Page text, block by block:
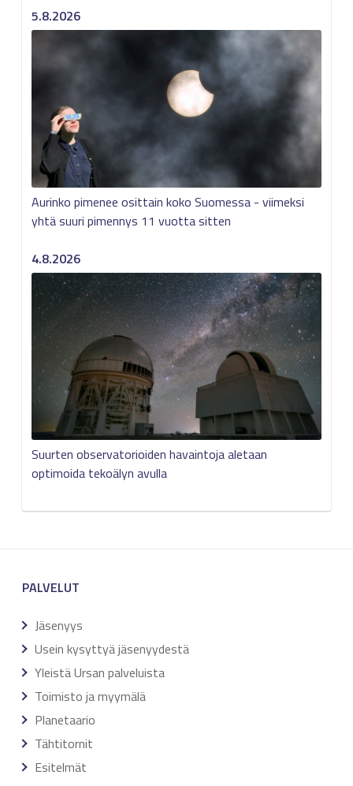
5.8.2026
Aurinko pimenee osittain koko Suomessa - viimeksi
yhtä suuri pimennys 11 vuotta sitten
4.8.2026
Suurten observatorioiden havaintoja aletaan
optimoida tekoälyn avulla
PALVELUT
Jäsenyys
Usein kysyttyä jäsenyydestä
Yleistä Ursan palveluista
Toimisto ja myymälä
Planetaario
Tähtitornit
Esitelmät